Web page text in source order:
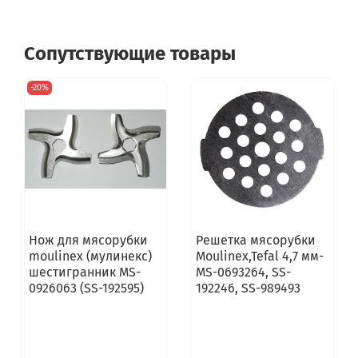
FP656GBE/701
FP710141/705
FP710141/705
FP711141/704
FP711141/705
FP711141/705
FP711141/706
FP713141/704
FP713141/705
FP713141/705
FP713141/706
FP716141/705
FP716141/705
Сопутствующие товары
-20%
Нож для мясорубки
moulinex (мулинекс)
шестигранник MS-
0926063 (SS-192595)
Решетка мясорубки
Moulinex,Tefal 4,7 мм-
MS-0693264, SS-
192246, SS-989493